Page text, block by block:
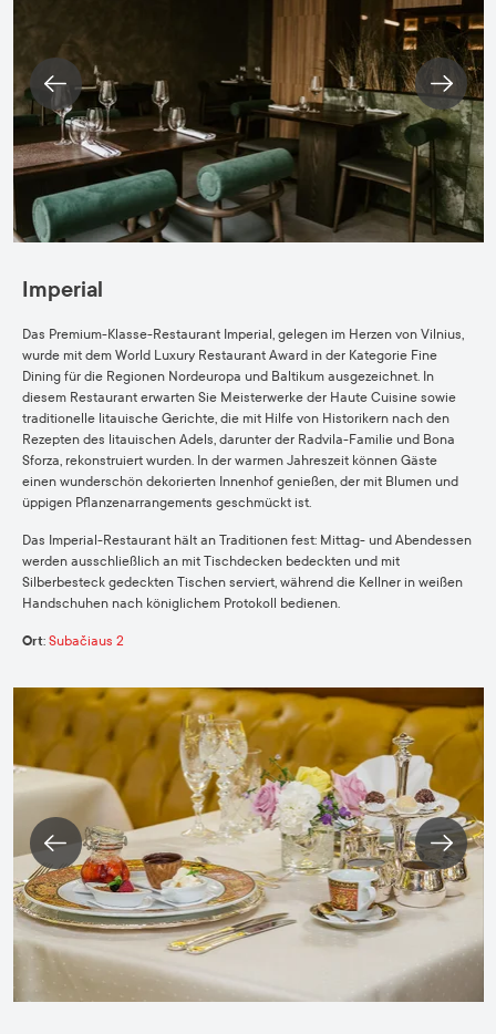
Imperial
Das Premium-Klasse-Restaurant Imperial, gelegen im Herzen von Vilnius,
wurde mit dem World Luxury Restaurant Award in der Kategorie Fine
Dining für die Regionen Nordeuropa und Baltikum ausgezeichnet. In
diesem Restaurant erwarten Sie Meisterwerke der Haute Cuisine sowie
traditionelle litauische Gerichte, die mit Hilfe von Historikern nach den
Rezepten des litauischen Adels, darunter der Radvila-Familie und Bona
Sforza, rekonstruiert wurden. In der warmen Jahreszeit können Gäste
einen wunderschön dekorierten Innenhof genießen, der mit Blumen und
üppigen Pflanzenarrangements geschmückt ist.
Das Imperial-Restaurant hält an Traditionen fest: Mittag- und Abendessen
werden ausschließlich an mit Tischdecken bedeckten und mit
Silberbesteck gedeckten Tischen serviert, während die Kellner in weißen
Handschuhen nach königlichem Protokoll bedienen.
Ort: Subačiaus 2